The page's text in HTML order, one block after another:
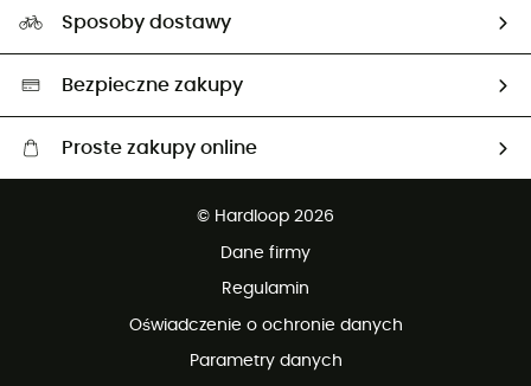
Ambasadorzy
Neutralność węglowa
Wybrane produkty eko
Sposoby dostawy
Bezpieczne zakupy
Proste zakupy online
100 dni na bezpłatny zwrot
© Hardloop 2026
Dane firmy
Regulamin
Oświadczenie o ochronie danych
Parametry danych